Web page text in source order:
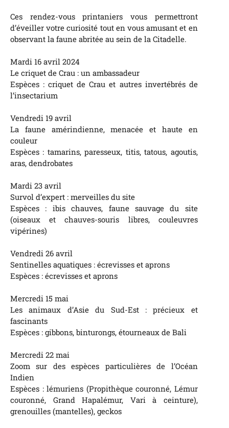
Ces rendez-vous printaniers vous permettront
d’éveiller votre curiosité tout en vous amusant et en
observant la faune abritée au sein de la Citadelle.
Mardi 16 avril 2024
Le criquet de Crau : un ambassadeur
Espèces : criquet de Crau et autres invertébrés de
l’insectarium
Vendredi 19 avril
La faune amérindienne, menacée et haute en
couleur
Espèces : tamarins, paresseux, titis, tatous, agoutis,
aras, dendrobates
Mardi 23 avril
Survol d’expert : merveilles du site
Espèces : ibis chauves, faune sauvage du site
(oiseaux et chauves-souris libres, couleuvres
vipérines)
Vendredi 26 avril
Sentinelles aquatiques : écrevisses et aprons
Espèces : écrevisses et aprons
Mercredi 15 mai
Les animaux d’Asie du Sud-Est : précieux et
fascinants
Espèces : gibbons, binturongs, étourneaux de Bali
Mercredi 22 mai
Zoom sur des espèces particulières de l’Océan
Indien
Espèces : lémuriens (Propithèque couronné, Lémur
couronné, Grand Hapalémur, Vari à ceinture),
grenouilles (mantelles), geckos